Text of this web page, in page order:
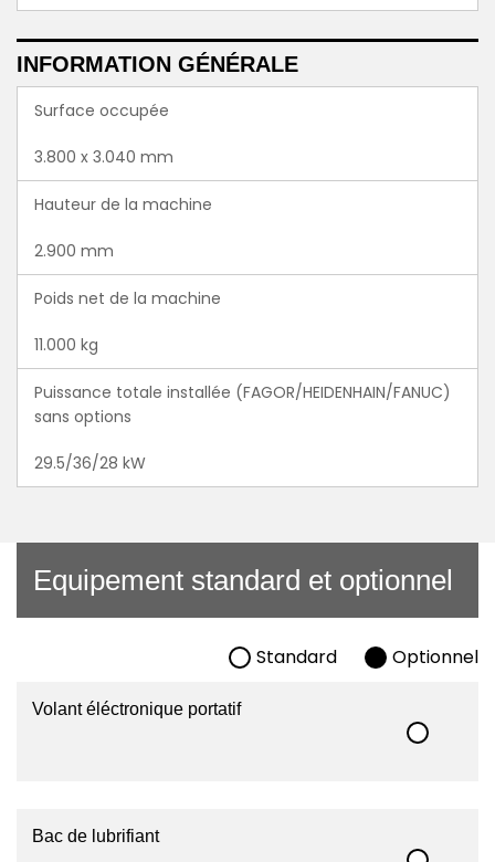
INFORMATION GÉNÉRALE
Surface occupée
3.800 x 3.040 mm
Hauteur de la machine
2.900 mm
Poids net de la machine
11.000 kg
Puissance totale installée (FAGOR/HEIDENHAIN/FANUC)
sans options
29.5/36/28 kW
Equipement standard et optionnel
Standard Optionnel
Volant éléctronique portatif
Bac de lubrifiant